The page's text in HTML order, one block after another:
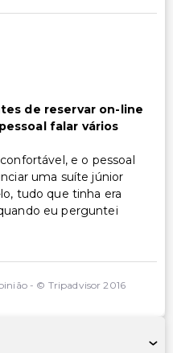
de reservar on-line
falar vários
e o pessoal
uma suíte júnior
tudo que tinha era
eu perguntei
- © Tripadvisor 2016